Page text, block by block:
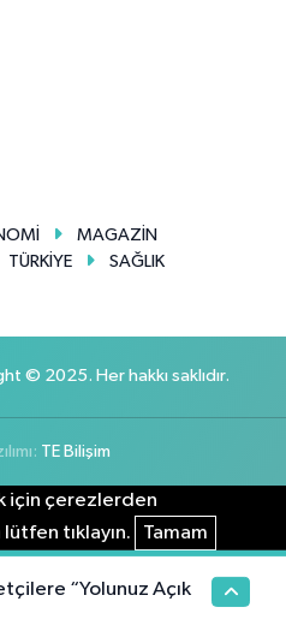
MAGAZİN
TÜRKİYE SAĞLIK
© 2025. Her hakkı saklıdır.
TE Bilişim
için çerezlerden
tıklayın.
Tamam
“Yolunuz Açık